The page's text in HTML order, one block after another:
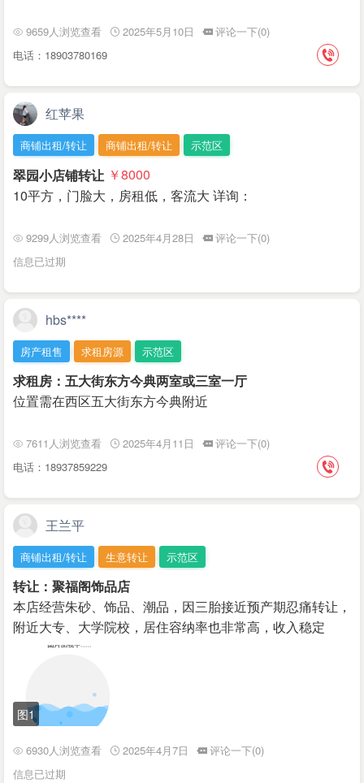
9659人浏览查看 2025年5月10日
评论一下(0)
电话：18903780169
红苹果
商铺出租/转让 商铺出租/转让 示范区
翠园小店铺转让 ￥8000
10平方，门脸大，房租低，客流大 详询：
9299人浏览查看 2025年4月28日
评论一下(0)
信息已过期
hbs****
房产租售 求租房源 示范区
求租房：五大街东方今典两室或三室一厅
位置需在西区五大街东方今典附近
7611人浏览查看 2025年4月11日
评论一下(0)
电话：18937859229
王兰平
商铺出租/转让 生意转让 示范区
转让：聚福阁饰品店
本店经营朱砂、饰品、潮品，因三胎接近预产期忍痛转让，
附近大专、大学院校，居住容纳率也非常高，收入稳定
图1
6930人浏览查看 2025年4月7日
评论一下(0)
信息已过期